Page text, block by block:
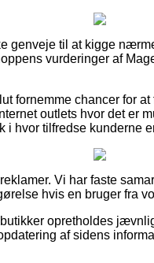
genveje til at kigge
vurderinger af
fornemme chancer for
outlets hvor det er
i hvor tilfredse kunderne
Vi har faste
hvis en bruger fra
opretholdes
af sidens